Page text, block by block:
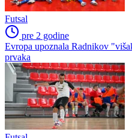
Futsal
pre 2 godine
Evropa upoznala Radnikov
prvaka